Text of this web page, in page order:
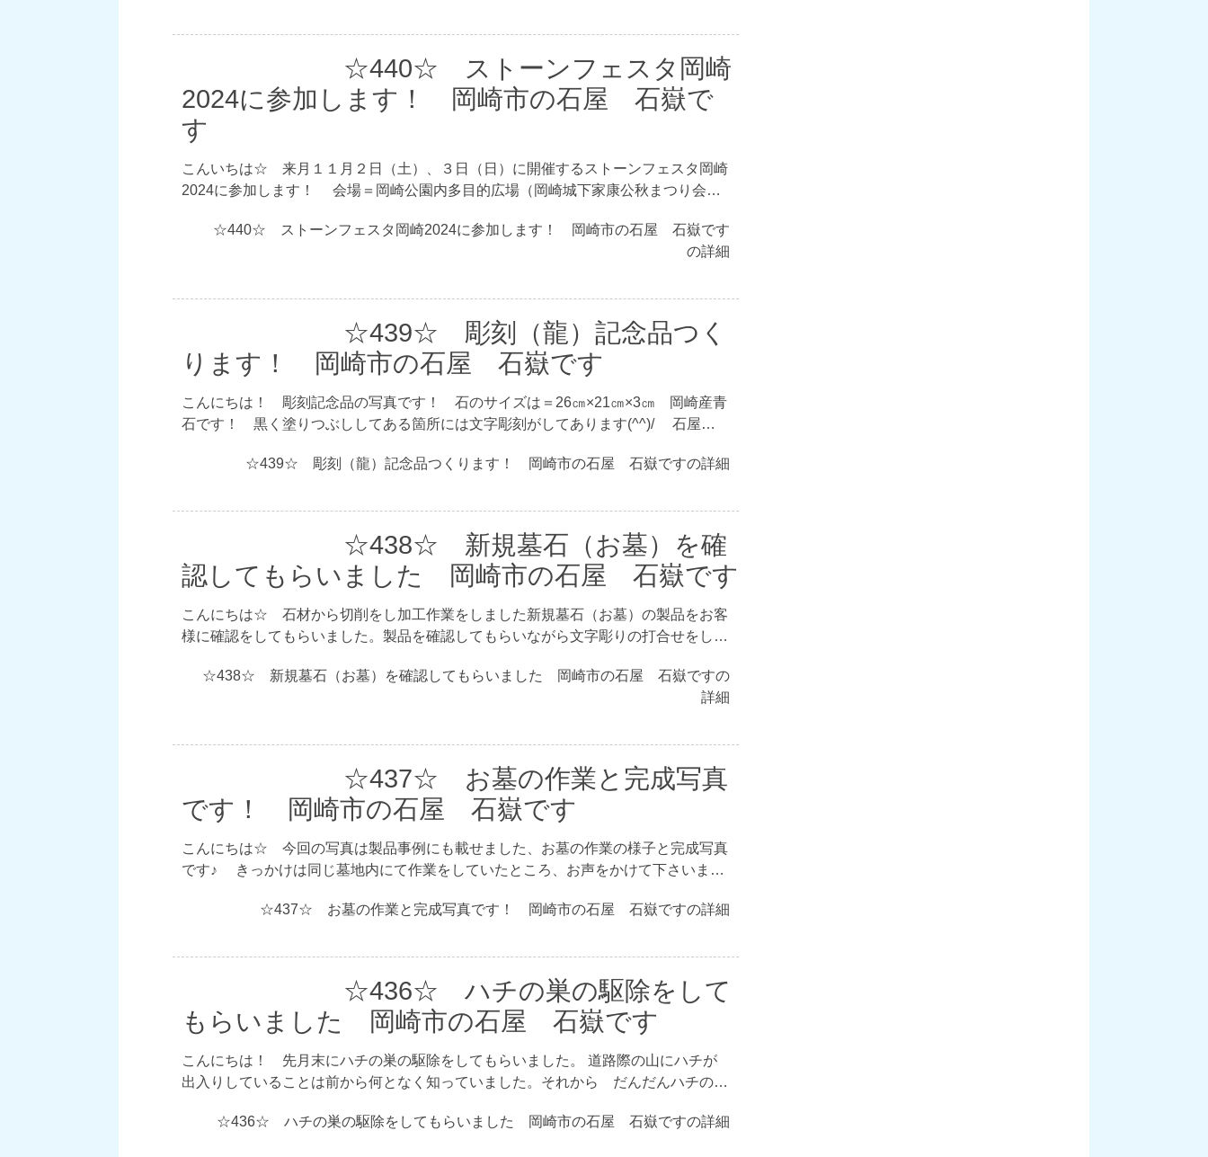
☆440☆ ストーンフェスタ岡崎
2024に参加します！ 岡崎市の石屋 石嶽で
す
こんいちは☆ 来月１１月２日（土）、３日（日）に開催するストーンフェスタ岡崎
2024に参加します！ 会場＝岡崎公園内多目的広場（岡崎城下家康公秋まつり会…
☆440☆ ストーンフェスタ岡崎2024に参加します！ 岡崎市の石屋 石嶽です
の詳細
☆439☆ 彫刻（龍）記念品つく
ります！ 岡崎市の石屋 石嶽です
こんにちは！ 彫刻記念品の写真です！ 石のサイズは＝26㎝×21㎝×3㎝ 岡崎産青
石です！ 黒く塗りつぶししてある箇所には文字彫刻がしてあります(^^)/ 石屋…
☆439☆ 彫刻（龍）記念品つくります！ 岡崎市の石屋 石嶽ですの詳細
☆438☆ 新規墓石（お墓）を確
認してもらいました 岡崎市の石屋 石嶽です
こんにちは☆ 石材から切削をし加工作業をしました新規墓石（お墓）の製品をお客
様に確認をしてもらいました。製品を確認してもらいながら文字彫りの打合せをし…
☆438☆ 新規墓石（お墓）を確認してもらいました 岡崎市の石屋 石嶽ですの
詳細
☆437☆ お墓の作業と完成写真
です！ 岡崎市の石屋 石嶽です
こんにちは☆ 今回の写真は製品事例にも載せました、お墓の作業の様子と完成写真
です♪ きっかけは同じ墓地内にて作業をしていたところ、お声をかけて下さいま…
☆437☆ お墓の作業と完成写真です！ 岡崎市の石屋 石嶽ですの詳細
☆436☆ ハチの巣の駆除をして
もらいました 岡崎市の石屋 石嶽です
こんにちは！ 先月末にハチの巣の駆除をしてもらいました。 道路際の山にハチが
出入りしていることは前から何となく知っていました。それから だんだんハチの…
☆436☆ ハチの巣の駆除をしてもらいました 岡崎市の石屋 石嶽ですの詳細